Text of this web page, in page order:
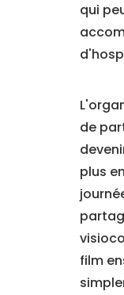
qui
de
plus
film